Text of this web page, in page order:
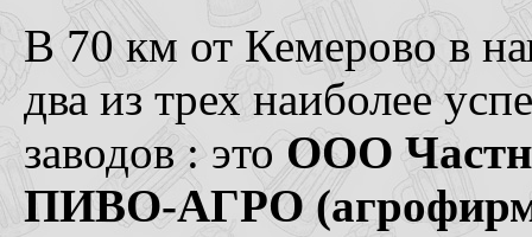
В 70 км от Кемерово в
два из трех наиболее
заводов : этоООО
ПИВО-АГРО